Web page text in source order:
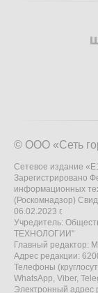
© ООО «Сеть
Сетевое издание
Зарегистрировано
информационных
(Роскомнадзор)
06.02.2023 г.
Учредитель:
ТЕХНОЛОГИИ"
Главный редактор:
Адрес редакции:
Телефоны
WhatsApp, Viber,
Электронный адрес